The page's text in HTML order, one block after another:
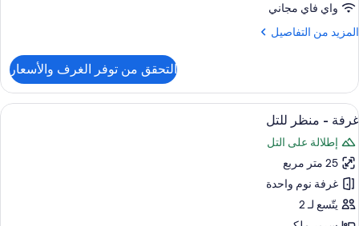
واي فاي مجاني
المزيد من التفاصيل
المزيد
غرفة
بمنظر
للبحر
التحقق من توفر الغرف والأسعار
استعراض
جميع
صور
غرفة
-
منظر
للتل
1
غرفة - منظر للتل
إطلالة على التل
25 متر مربع
غرفة نوم واحدة
يتّسع لـ 2